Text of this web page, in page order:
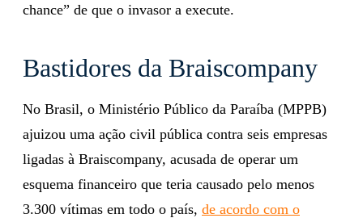
chance” de que o invasor a execute.
Bastidores da Braiscompany
No Brasil, o Ministério Público da Paraíba (MPPB)
ajuizou uma ação civil pública contra seis empresas
ligadas à Braiscompany, acusada de operar um
esquema financeiro que teria causado pelo menos
3.300 vítimas em todo o país, de acordo com o